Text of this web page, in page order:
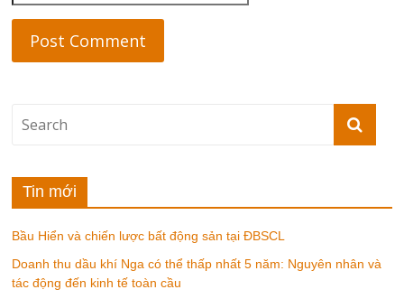
Tin mới
Bầu Hiển và chiến lược bất động sản tại ĐBSCL
Doanh thu dầu khí Nga có thể thấp nhất 5 năm: Nguyên nhân và
tác động đến kinh tế toàn cầu